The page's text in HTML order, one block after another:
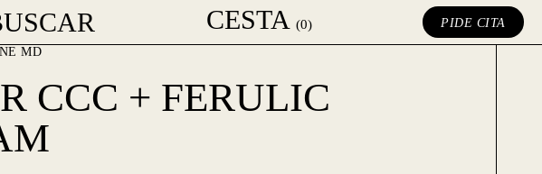
CESTA (0) PIDE CITA
MD
CCC + FERULIC